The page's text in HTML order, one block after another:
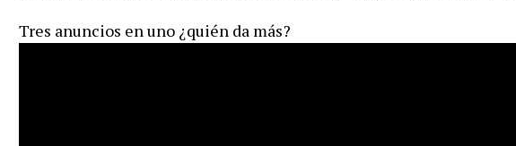
Tres anuncios en uno ¿quién da más?